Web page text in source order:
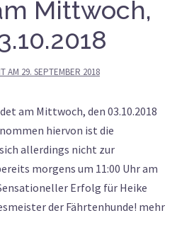
Mittwoch,
AM 29. SEPTEMBER 2018
am Mittwoch, den 03.10.2018
hiervon ist die
allerdings nicht zur
morgens um 11:00 Uhr am
Erfolg für Heike
der Fährtenhunde! mehr